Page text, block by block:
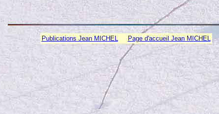
Publications Jean MICHEL Page d'accueil Jean MICHEL